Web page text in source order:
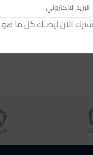
الان ليصلك كل ما